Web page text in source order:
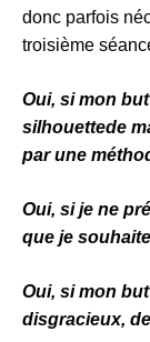
donc parfois
troisième
Oui, si mon
silhouettede
par une
Oui, si je ne
que je
Oui, si mon
disgracieux,